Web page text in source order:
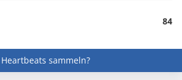
84
Heartbeats sammeln?